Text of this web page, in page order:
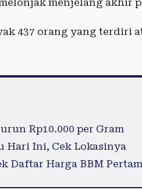
437 orang yang terdiri
Rp10.000 per Gram
Hari Ini, Cek Lokasinya
Daftar Harga BBM